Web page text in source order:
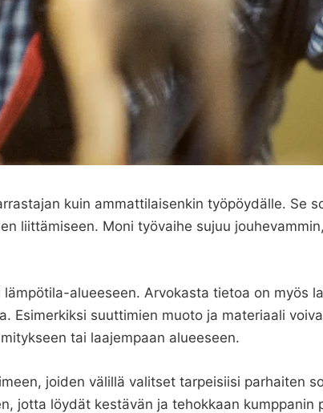
kuin ammattilaisenkin työpöydälle. Se
liittämiseen. Moni työvaihe sujuu
alueeseen. Arvokasta tietoa on myös
Esimerkiksi suuttimien muoto ja materiaali
tai laajempaan alueeseen.
joiden välillä valitset tarpeisiisi parhaiten
jotta löydät kestävän ja tehokkaan kumppanin